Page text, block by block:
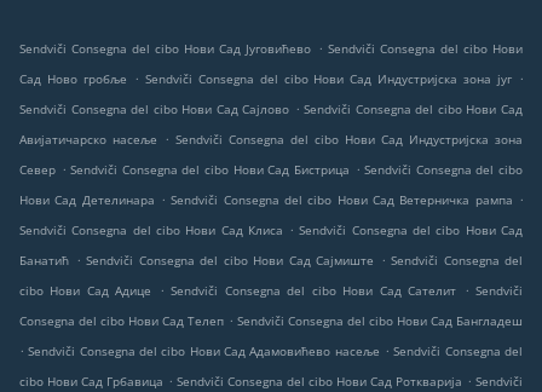
Sendviči Consegna del cibo Нови Сад Југовићево . Sendviči Consegna del cibo Нови
Сад Ново гробље
. Sendviči Consegna del cibo Нови Сад Индустријска зона југ .
Sendviči Consegna del cibo Нови Сад Сајлово . Sendviči Consegna del cibo Нови Сад
Авијатичарско насеље
. Sendviči Consegna del cibo Нови Сад Индустријска зона
Север . Sendviči Consegna del cibo Нови Сад Бистрица . Sendviči Consegna del cibo
Нови Сад Детелинара . Sendviči Consegna del cibo Нови Сад Ветерничка рампа .
Sendviči Consegna del cibo Нови Сад Клиса . Sendviči Consegna del cibo Нови Сад
Банатић . Sendviči Consegna del cibo Нови Сад Сајмиште . Sendviči Consegna del
cibo Нови Сад Адице
. Sendviči Consegna del cibo Нови Сад Сателит . Sendviči
Consegna del cibo Нови Сад Телеп . Sendviči Consegna del cibo Нови Сад Бангладеш
. Sendviči Consegna del cibo Нови Сад Адамовићево насеље . Sendviči Consegna del
cibo Нови Сад Грбавица . Sendviči Consegna del cibo Нови Сад Роткварија . Sendviči